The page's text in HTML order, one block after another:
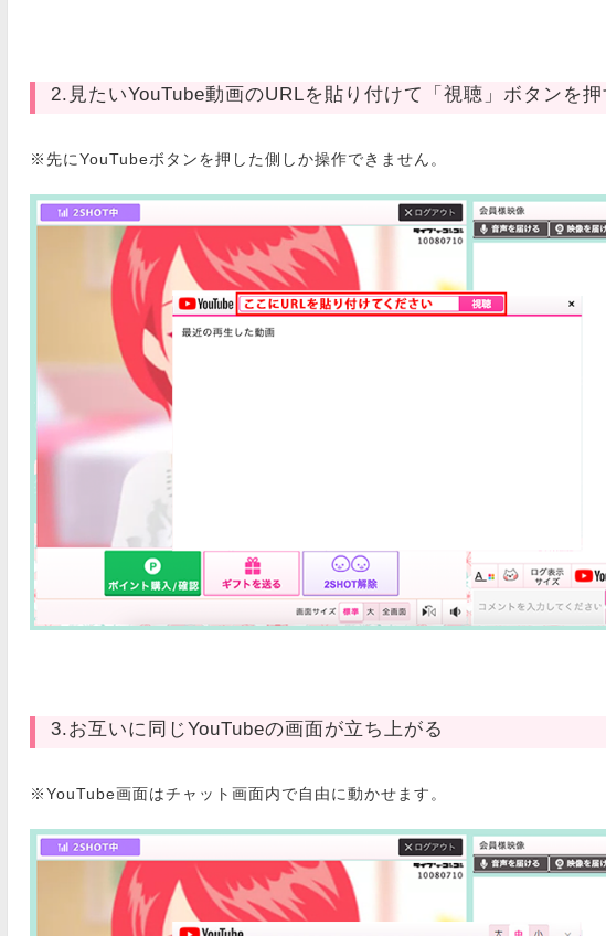
2.見たいYouTube動画のURLを貼り付けて「視聴」ボタンを
※先にYouTubeボタンを押した側しか操作できません。
3.お互いに同じYouTubeの画面が立ち上がる
※YouTube画面はチャット画面内で自由に動かせます。